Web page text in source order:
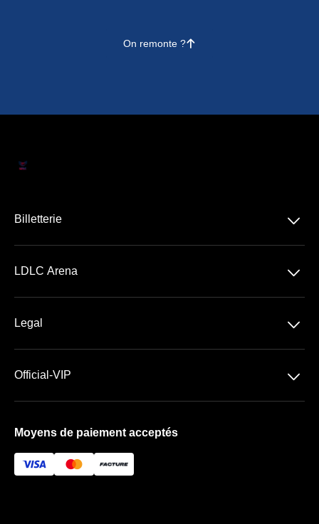
On remonte ?􀄨
Billetterie 􀆈
Sports
LDLC Arena 􀆈
Premium | Les Terrasses
Legal 􀆈
Official-VIP 􀆈
FAQ
Moyens de paiement acceptés